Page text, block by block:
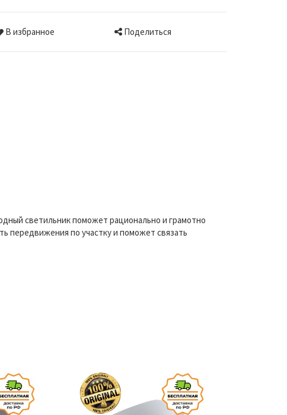
В избранное Поделиться
светильник поможет рационально и грамотно
передвижения по участку и поможет связать